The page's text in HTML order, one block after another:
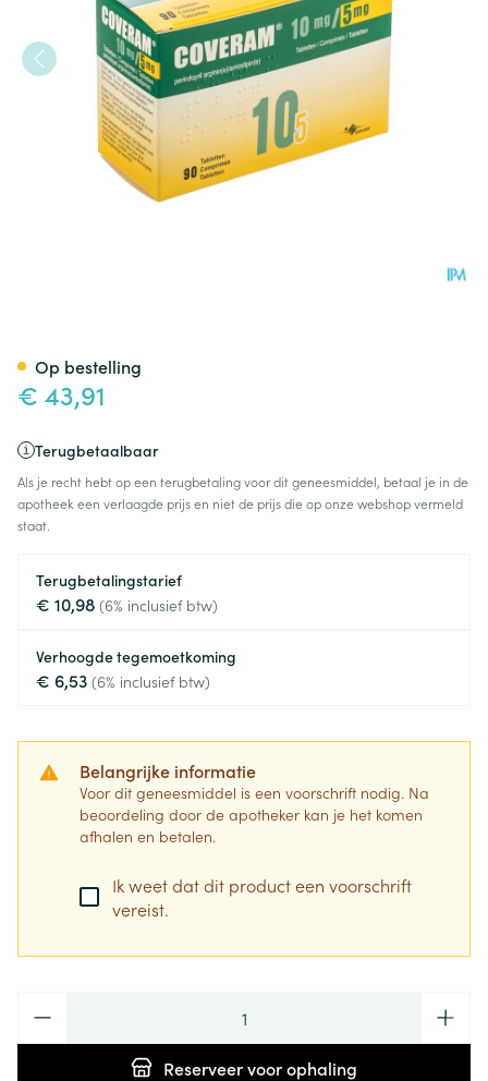
€ 43,91
Terugbetaalbaar
Als je recht hebt op een terugbetaling voor dit geneesmiddel, betaal je in de
apotheek een verlaagde prijs en niet de prijs die op onze webshop vermeld
staat.
Terugbetalingstarief
€ 10,98 (6% inclusief btw)
Verhoogde tegemoetkoming
€ 6,53 (6% inclusief btw)
Belangrijke informatie
Voor dit geneesmiddel is een voorschrift nodig. Na
beoordeling door de apotheker kan je het komen
afhalen en betalen.
Ik weet dat dit product een voorschrift
vereist.
Reserveervoor ophaling
Op bestelling